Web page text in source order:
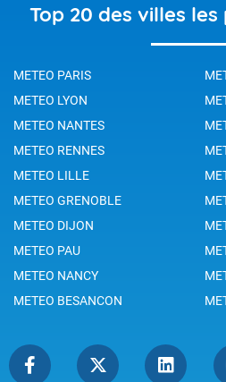
Top 20 des villes
METEO PARIS
METEO LYON
METEO NANTES
METEO RENNES
METEO LILLE
METEO GRENOBLE
METEO DIJON
METEO PAU
METEO NANCY
METEO BESANCON